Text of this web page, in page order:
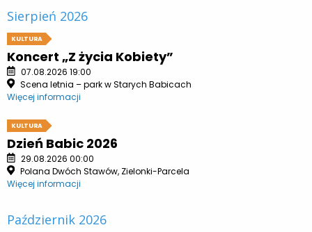
Sierpień 2026
KULTURA
Koncert „Z życia Kobiety”
07.08.2026 19:00
Scena letnia – park w Starych Babicach
Więcej informacji
KULTURA
Dzień Babic 2026
29.08.2026 00:00
Polana Dwóch Stawów, Zielonki-Parcela
Więcej informacji
Październik 2026